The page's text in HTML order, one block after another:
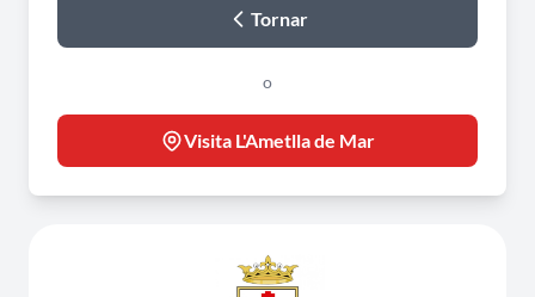
Tornar
o
Visita L'Ametlla de Mar